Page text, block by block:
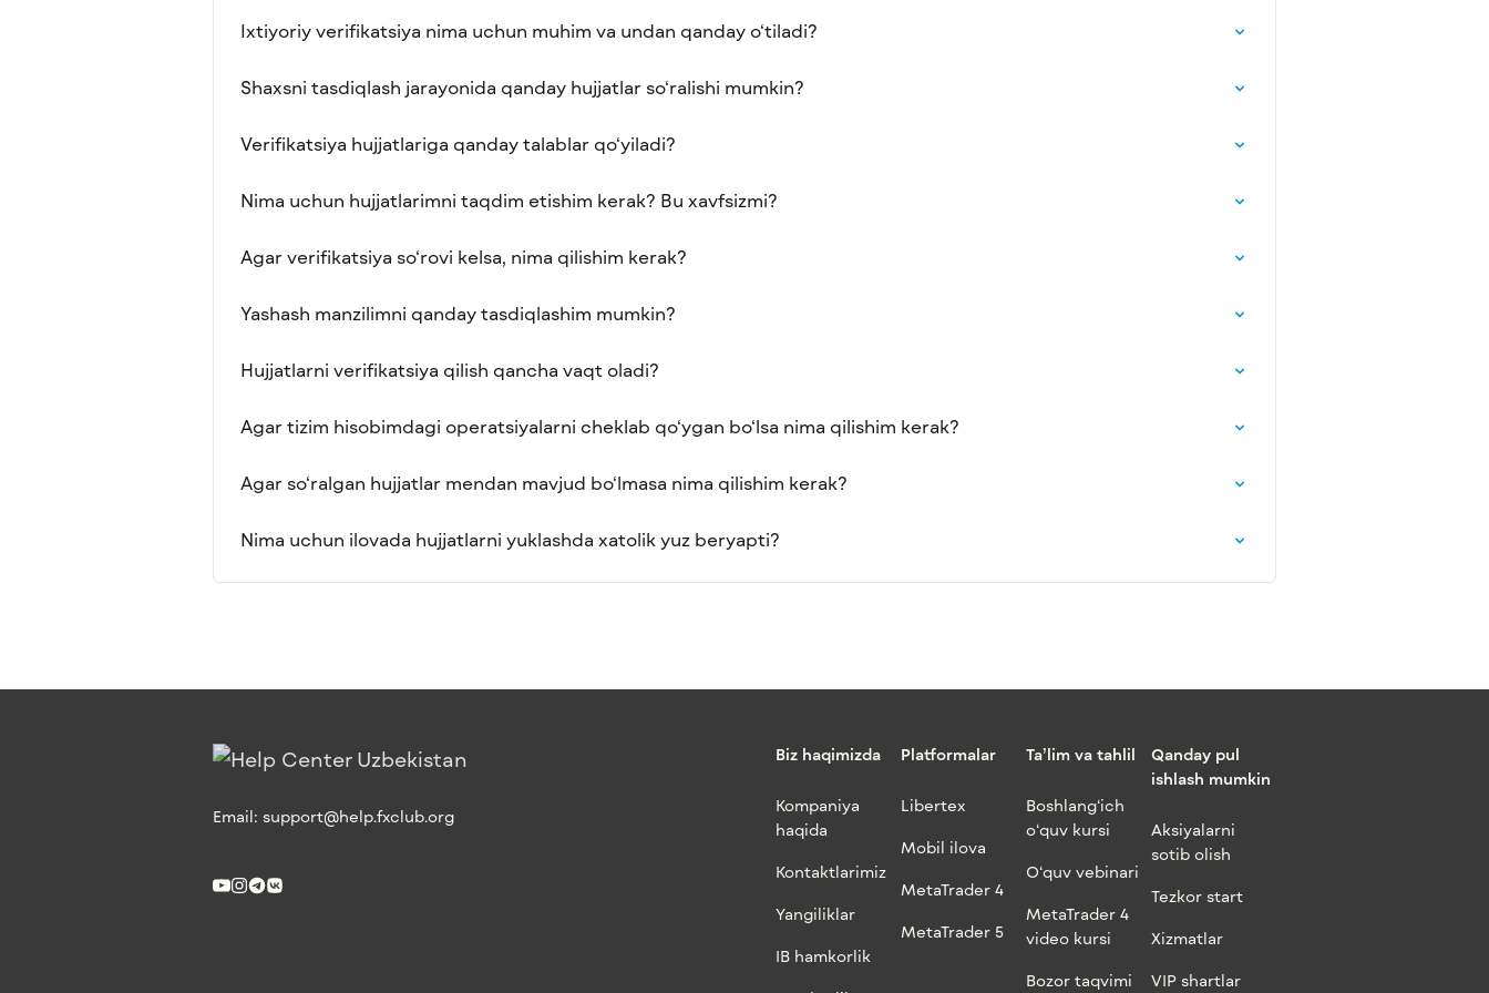
Ixtiyoriy verifikatsiya nima uchun muhim va undan qanday o‘tiladi?
Shaxsni tasdiqlash jarayonida qanday hujjatlar so‘ralishi mumkin?
Verifikatsiya hujjatlariga qanday talablar qo‘yiladi?
Nima uchun hujjatlarimni taqdim etishim kerak? Bu xavfsizmi?
Agar verifikatsiya so‘rovi kelsa, nima qilishim kerak?
Yashash manzilimni qanday tasdiqlashim mumkin?
Hujjatlarni verifikatsiya qilish qancha vaqt oladi?
Agar tizim hisobimdagi operatsiyalarni cheklab qo‘ygan bo‘lsa nima qilishim kerak?
Agar so‘ralgan hujjatlar mendan mavjud bo‘lmasa nima qilishim kerak?
Nima uchun ilovada hujjatlarni yuklashda xatolik yuz beryapti?
Email: support@help.fxclub.org
Biz haqimizda
Kompaniya
haqida
Kontaktlarimiz
Yangiliklar
IB hamkorlik
Platformalar
Libertex
Mobil ilova
MetaTrader 4
MetaTrader 5
Ta’lim va tahlil
Boshlang‘ich
o‘quv kursi
O‘quv vebinari
MetaTrader 4
video kursi
Bozor taqvimi
Qanday pul
ishlash mumkin
Aksiyalarni
sotib olish
Tezkor start
Xizmatlar
VIP shartlar